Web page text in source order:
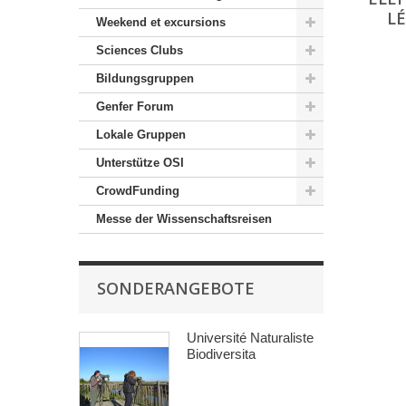
Weekend et excursions
Sciences Clubs
Bildungsgruppen
Genfer Forum
Lokale Gruppen
Unterstütze OSI
CrowdFunding
Messe der Wissenschaftsreisen
SONDERANGEBOTE
Université Naturaliste
Biodiversita